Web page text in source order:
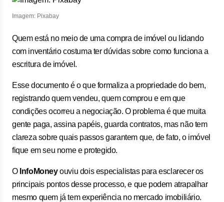
Imagem: Pixabay
Quem está no meio de uma compra de imóvel ou lidando
com inventário costuma ter dúvidas sobre como funciona a
escritura de imóvel.
Esse documento é o que formaliza a propriedade do bem,
registrando quem vendeu, quem comprou e em que
condições ocorreu a negociação. O problema é que muita
gente paga, assina papéis, guarda contratos, mas não tem
clareza sobre quais passos garantem que, de fato, o imóvel
fique em seu nome e protegido.
O InfoMoneyouviu dois especialistas para esclarecer os
principais pontos desse processo, e que podem atrapalhar
mesmo quem já tem experiência no mercado imobiliário.